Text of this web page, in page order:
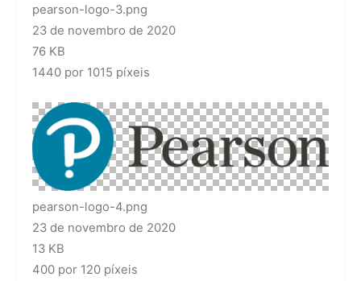
pearson-logo-3.png
23 de novembro de 2020
76 KB
1440 por 1015 píxeis
pearson-logo-4.png
23 de novembro de 2020
13 KB
400 por 120 píxeis